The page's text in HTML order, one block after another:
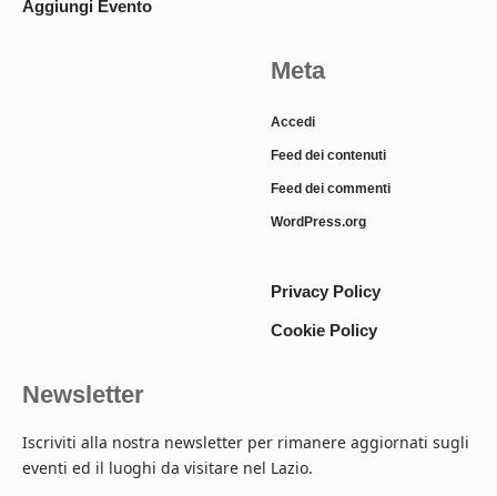
Aggiungi Evento
Meta
Accedi
Feed dei contenuti
Feed dei commenti
WordPress.org
Privacy Policy
Cookie Policy
Newsletter
Iscriviti alla nostra newsletter per rimanere aggiornati sugli
eventi ed il luoghi da visitare nel Lazio.